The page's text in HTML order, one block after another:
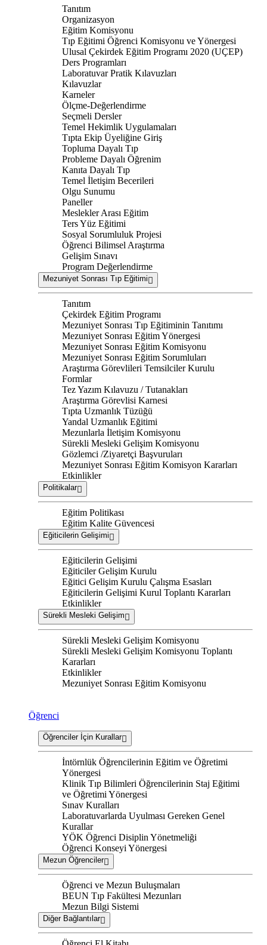
Tanıtım
Organizasyon
Eğitim Komisyonu
Tıp Eğitimi Öğrenci Komisyonu ve Yönergesi
Ulusal Çekirdek Eğitim Programı 2020 (UÇEP)
Ders Programları
Laboratuvar Pratik Kılavuzları
Kılavuzlar
Karneler
Ölçme-Değerlendirme
Seçmeli Dersler
Temel Hekimlik Uygulamaları
Tıpta Ekip Üyeliğine Giriş
Topluma Dayalı Tıp
Probleme Dayalı Öğrenim
Kanıta Dayalı Tıp
Temel İletişim Becerileri
Olgu Sunumu
Paneller
Meslekler Arası Eğitim
Ters Yüz Eğitimi
Sosyal Sorumluluk Projesi
Öğrenci Bilimsel Araştırma
Gelişim Sınavı
Program Değerlendirme
Mezuniyet Sonrası Tıp Eğitimi
Tanıtım
Çekirdek Eğitim Programı
Mezuniyet Sonrası Tıp Eğitiminin Tanıtımı
Mezuniyet Sonrası Eğitim Yönergesi
Mezuniyet Sonrası Eğitim Komisyonu
Mezuniyet Sonrası Eğitim Sorumluları
Araştırma Görevlileri Temsilciler Kurulu
Formlar
Tez Yazım Kılavuzu / Tutanakları
Araştırma Görevlisi Karnesi
Tıpta Uzmanlık Tüzüğü
Yandal Uzmanlık Eğitimi
Mezunlarla İletişim Komisyonu
Sürekli Mesleki Gelişim Komisyonu
Gözlemci /Ziyaretçi Başvuruları
Mezuniyet Sonrası Eğitim Komisyon Kararları
Etkinlikler
Politikalar
Eğitim Politikası
Eğitim Kalite Güvencesi
Eğiticilerin Gelişimi
Eğiticilerin Gelişimi
Eğiticiler Gelişim Kurulu
Eğitici Gelişim Kurulu Çalışma Esasları
Eğiticilerin Gelişimi Kurul Toplantı Kararları
Etkinlikler
Sürekli Mesleki Gelişim
Sürekli Mesleki Gelişim Komisyonu
Sürekli Mesleki Gelişim Komisyonu Toplantı
Kararları
Etkinlikler
Mezuniyet Sonrası Eğitim Komisyonu
Öğrenci
Öğrenciler İçin Kurallar
İntörnlük Öğrencilerinin Eğitim ve Öğretimi
Yönergesi
Klinik Tıp Bilimleri Öğrencilerinin Staj Eğitimi
ve Öğretimi Yönergesi
Sınav Kuralları
Laboratuvarlarda Uyulması Gereken Genel
Kurallar
YÖK Öğrenci Disiplin Yönetmeliği
Öğrenci Konseyi Yönergesi
Mezun Öğrenciler
Öğrenci ve Mezun Buluşmaları
BEUN Tıp Fakültesi Mezunları
Mezun Bilgi Sistemi
Diğer Bağlantılar